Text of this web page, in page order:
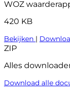
WOZ
420 KB
Bekijken |
ZIP
Alles
Download alle